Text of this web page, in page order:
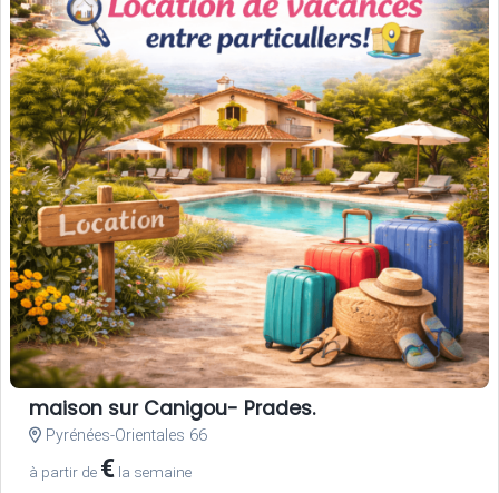
maison sur Canigou- Prades.
Pyrénées-Orientales 66
à partir de € la semaine